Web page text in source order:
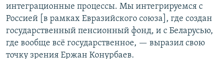
интеграционные процессы. Мы интегрируемся с
Россией [в рамках Евразийского союза], где создан
государственный пенсионный фонд, и с Беларусью,
где вообще всё государственное, — выразил свою
точку зрения Ержан Конурбаев.